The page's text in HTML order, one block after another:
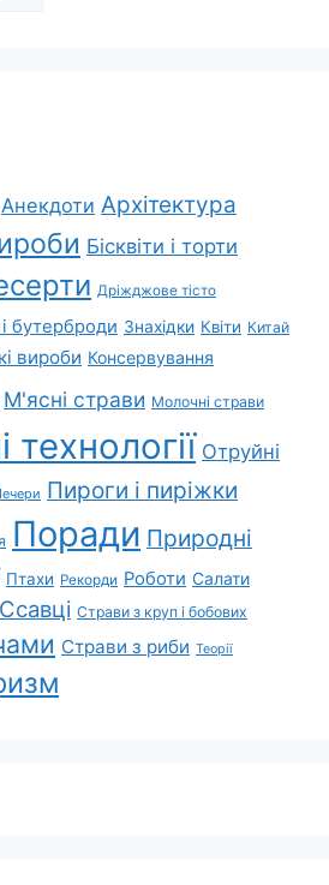
Анекдоти Архітектура
Бісквіти і торти
Дріжджове тісто
бутерброди Знахідки Квіти Китай
вироби Консервування
М'ясні страви Молочні страви
технології Отруйні
Пироги і пиріжки
Поради Природні
Птахи Рекорди Роботи Салати
Ссавці Страви з круп і бобових
Страви з риби Теорії